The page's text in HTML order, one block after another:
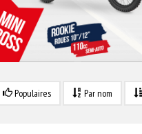
Populaires Par nom